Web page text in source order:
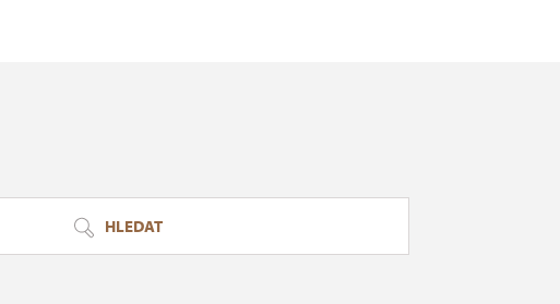
HLEDAT